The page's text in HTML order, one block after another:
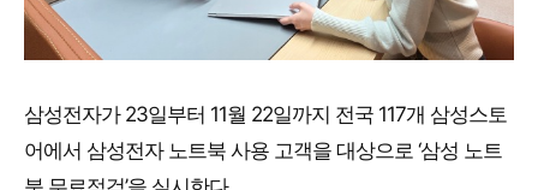
삼성전자가 23일부터 11월 22일까지 전국 117개 삼성스토
어에서 삼성전자 노트북 사용 고객을 대상으로 ‘삼성 노트